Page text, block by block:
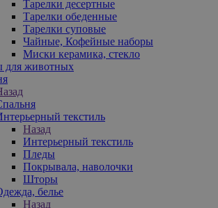
Тарелки десертные
Тарелки обеденные
Тарелки суповые
Чайные, Кофейные наборы
Миски керамика, стекло
для животных
текстиль
Назад
Интерьерный текстиль
Пледы
Покрывала, наволочки
Шторы
белье
Назад